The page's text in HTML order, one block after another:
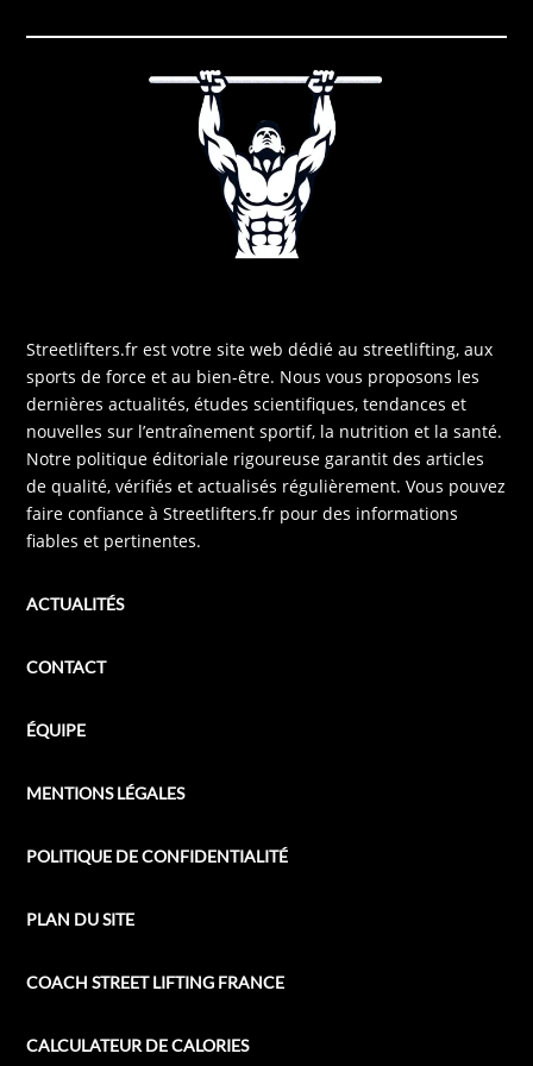
Streetlifters.fr est votre site web dédié au streetlifting, aux
sports de force et au bien-être. Nous vous proposons les
dernières actualités, études scientifiques, tendances et
nouvelles sur l’entraînement sportif, la nutrition et la santé.
Notre politique éditoriale rigoureuse garantit des articles
de qualité, vérifiés et actualisés régulièrement. Vous pouvez
faire confiance à Streetlifters.fr pour des informations
fiables et pertinentes.
ACTUALITÉS
CONTACT
ÉQUIPE
MENTIONS LÉGALES
POLITIQUE DE CONFIDENTIALITÉ
PLAN DU SITE
COACH STREET LIFTING FRANCE
CALCULATEUR DE CALORIES